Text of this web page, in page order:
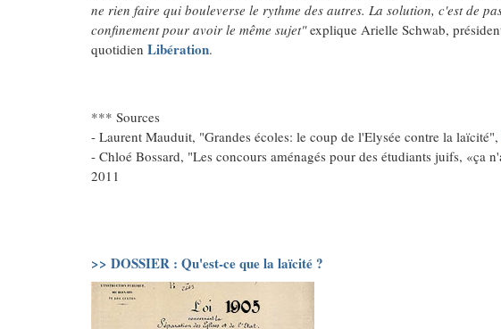
ne rien faire qui bouleverse le rythme des autres. La solution, c'est de
confinement pour avoir le même sujet"explique Arielle Schwab,
quotidien Libération.
*** Sources
- Laurent Mauduit, "Grandes écoles: le coup de l'Elysée contre la laïcité",
- Chloé Bossard, "Les concours aménagés pour des étudiants juifs, «ça
2011
>> DOSSIER : Qu'est-ce que la laïcité ?